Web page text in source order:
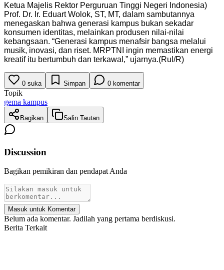
Ketua Majelis Rektor Perguruan Tinggi Negeri Indonesia)
Prof. Dr. Ir. Eduart Wolok, ST, MT, dalam sambutannya
menegaskan bahwa generasi kampus bukan sekadar
konsumen identitas, melainkan produsen nilai-nilai
kebangsaan. “Generasi kampus menafsir bangsa melalui
musik, inovasi, dan riset. MRPTNI ingin memastikan energi
kreatif itu bertumbuh dan terkawal,” ujarnya.(Rul/R)
0 suka Simpan 0 komentar
Topik
gema kampus
Bagikan Salin Tautan
Discussion
Bagikan pemikiran dan pendapat Anda
Masuk untuk Komentar
Belum ada komentar. Jadilah yang pertama berdiskusi.
Berita Terkait